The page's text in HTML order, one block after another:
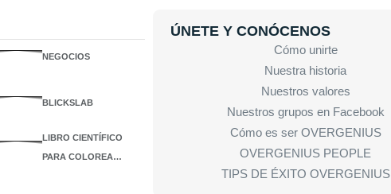
NEGOCIOS
BLICKSLAB
LIBRO CIENTÍFICO
PARA COLOREA…
ÚNETE Y CONÓCENOS
Cómo unirte
Nuestra historia
Nuestros valores
Nuestros grupos en Facebook
Cómo es ser OVERGENIUS
OVERGENIUS PEOPLE
TIPS DE ÉXITO OVERGENIUS